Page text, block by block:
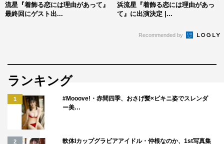
流星『着飾る恋には理由があって』
最終回にゲスト出...
浜流星『着飾る恋には理由があっ
て』に出演決定 |...
Recommended by
ランキング
1
#Mooove!・赤間四季、おさげ髪×ビキニ姿でスレンダ
ー美…
2
軟体Iカップグラビアアイドル・仲根なのか、1st写真集